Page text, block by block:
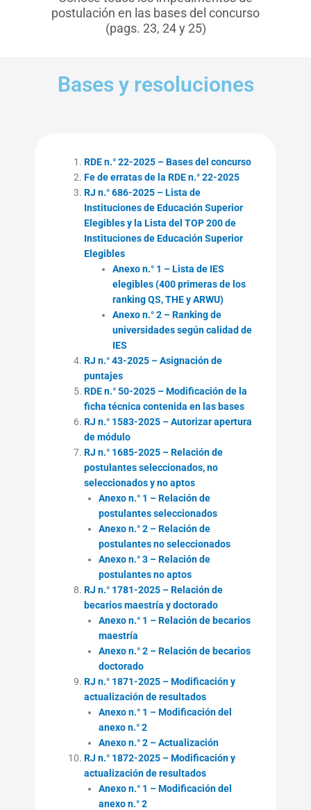
postulación en las bases del concurso
(pags. 23, 24 y 25)
Bases y resoluciones
RDE n.° 22-2025 – Bases del concurso
Fe de erratas de la RDE n.° 22-2025
RJ n.° 686-2025 – Lista de
Instituciones de Educación Superior
Elegibles y la Lista del TOP 200 de
Instituciones de Educación Superior
Elegibles
Anexo n.° 1 – Lista de IES
elegibles (400 primeras de los
ranking QS, THE y ARWU)
Anexo n.° 2 – Ranking de
universidades según calidad de
IES
RJ n.° 43-2025 – Asignación de
puntajes
RDE n.° 50-2025 – Modificación de la
ficha técnica contenida en las bases
RJ n.° 1583-2025 – Autorizar apertura
de módulo
RJ n.° 1685-2025 – Relación de
postulantes seleccionados, no
seleccionados y no aptos
Anexo n.° 1 – Relación de
postulantes seleccionados
Anexo n.° 2 – Relación de
postulantes no seleccionados
Anexo n.° 3 – Relación de
postulantes no aptos
RJ n.° 1781-2025 – Relación de
becarios maestría y doctorado
Anexo n.° 1 – Relación de becarios
maestría
Anexo n.° 2 – Relación de becarios
doctorado
RJ n.° 1871-2025 – Modificación y
actualización de resultados
Anexo n.° 1 – Modificación del
anexo n.° 2
Anexo n.° 2 – Actualización
RJ n.° 1872-2025 – Modificación y
actualización de resultados
Anexo n.° 1 – Modificación del
anexo n.° 2